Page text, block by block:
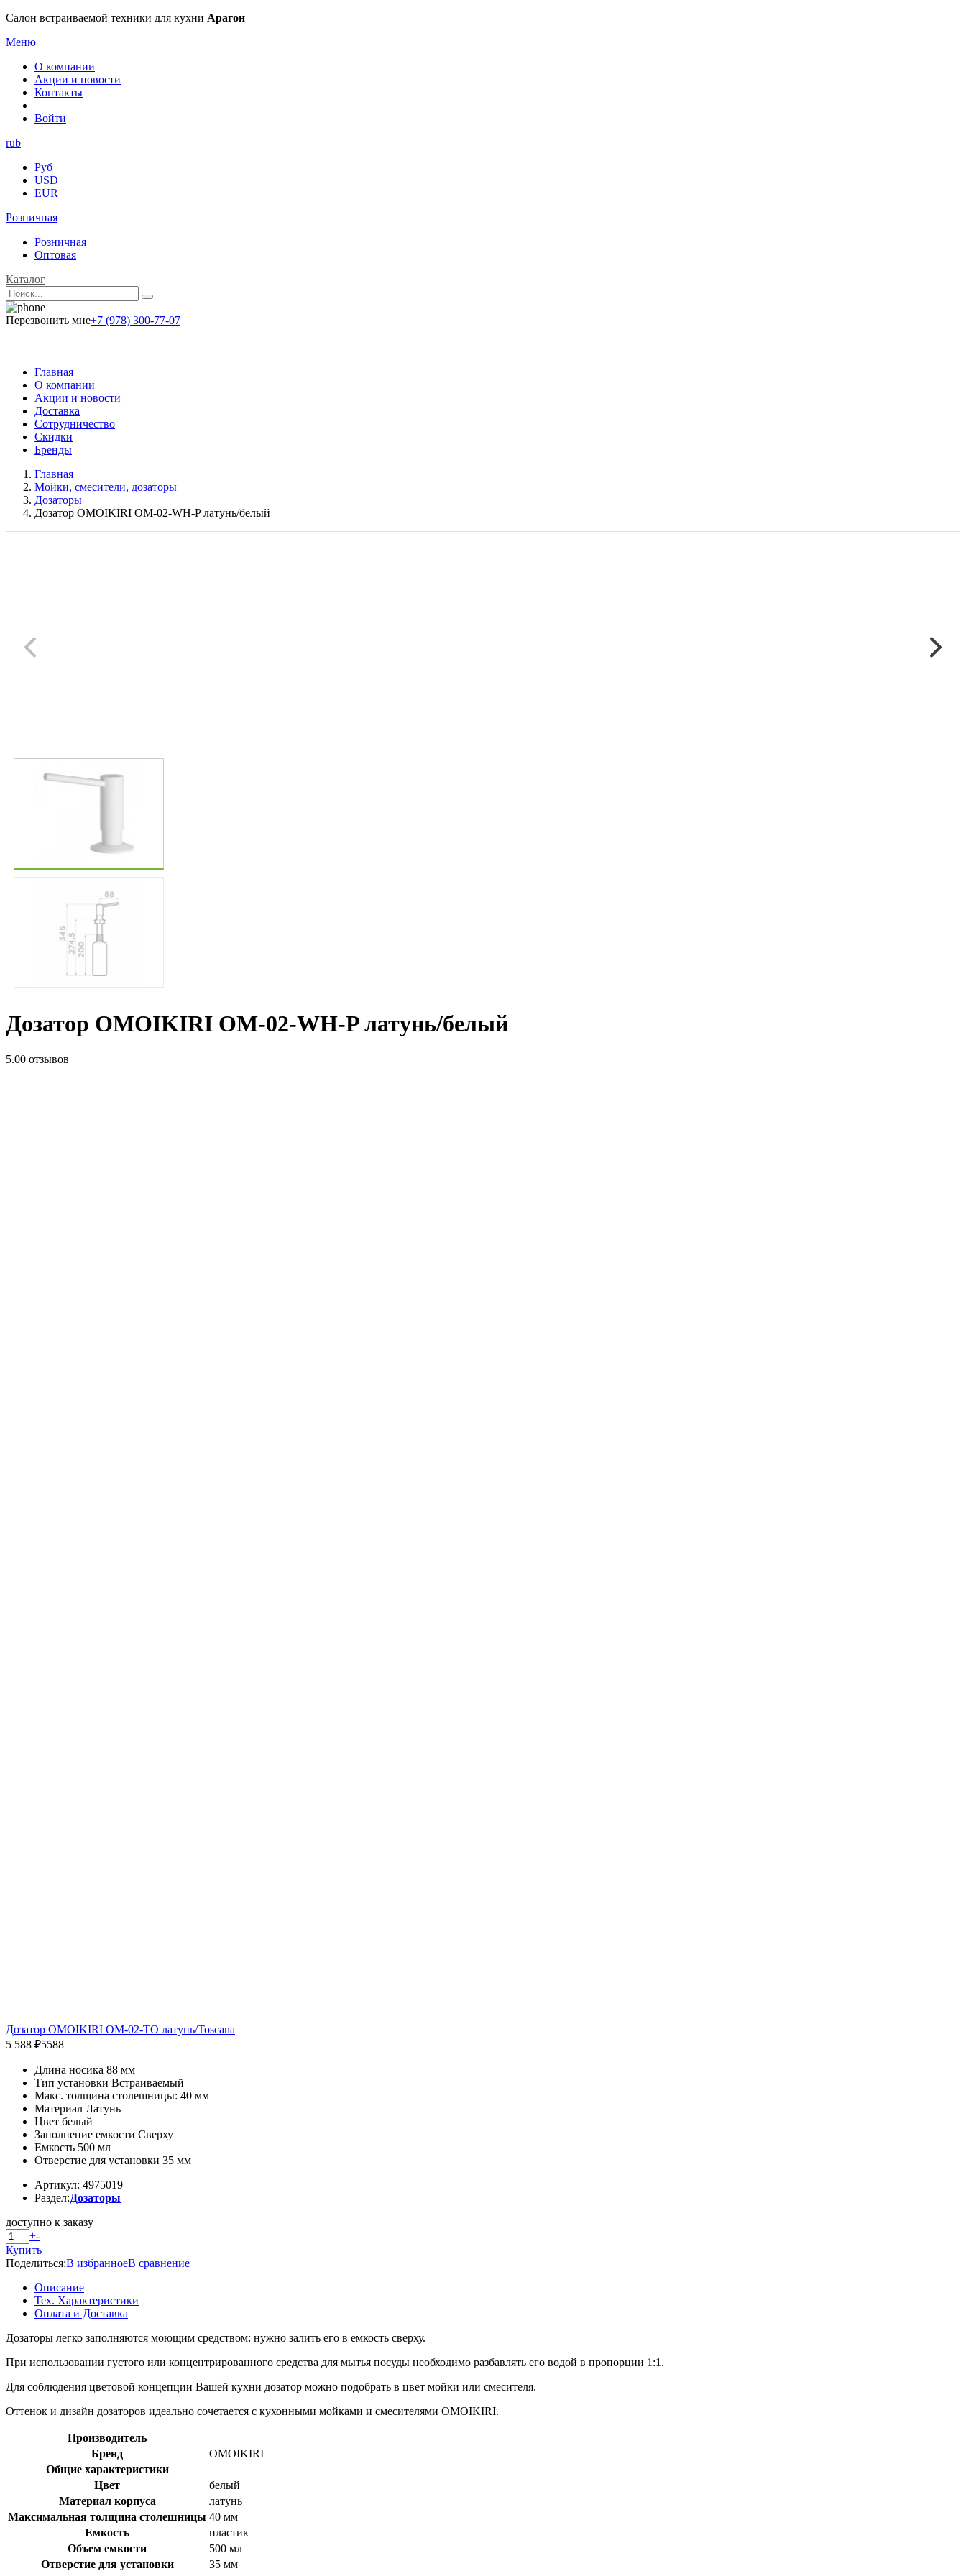
Салон встраиваемой техники для кухни Арагон
Меню
О компании
Акции и новости
Контакты
Войти
rub
Руб
USD
EUR
Розничная
Розничная
Оптовая
Каталог
Перезвонить мне+7 (978) 300-77-07
Главная
О компании
Акции и новости
Доставка
Сотрудничество
Скидки
Бренды
Главная
Мойки, смесители, дозаторы
Дозаторы
Дозатор OMOIKIRI OM-02-WH-P латунь/белый
Дозатор OMOIKIRI OM-02-WH-P латунь/белый
5.00 отзывов
Дозатор OMOIKIRI OM-02-TO латунь/Toscana
5 588 ₽5588
Длина носика 88 мм
Тип установки Встраиваемый
Макс. толщина столешницы: 40 мм
Материал Латунь
Цвет белый
Заполнение емкости Сверху
Емкость 500 мл
Отверстие для установки 35 мм
Артикул: 4975019
Раздел:Дозаторы
доступно к заказу
+-
Купить
Поделиться:В избранноеВ сравнение
Описание
Тех. Характеристики
Оплата и Доставка
Дозаторы легко заполняются моющим средством: нужно залить его в емкость сверху.
При использовании густого или концентрированного средства для мытья посуды необходимо разбавлять его водой в пропорции 1:1.
Для соблюдения цветовой концепции Вашей кухни дозатор можно подобрать в цвет мойки или смесителя.
Оттенок и дизайн дозаторов идеально сочетается с кухонными мойками и смесителями OMOIKIRI.
Производитель
Бренд
OMOIKIRI
Общие характеристики
Цвет
белый
Материал корпуса
латунь
Максимальная толщина столешницы 40 мм
Емкость
пластик
Объем емкости
500 мл
Отверстие для установки
35 мм